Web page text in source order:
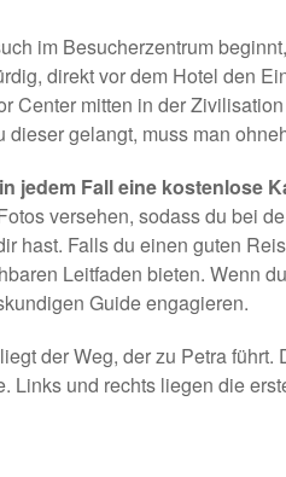
im Besucherzentrum
direkt vor dem Hotel den
Center mitten in der
dieser gelangt, muss man
jedem Fall eine kostenlose
versehen, sodass du bei
hast. Falls du einen guten
Leitfaden bieten. Wenn
Guide engagieren.
der Weg, der zu Petra
Links und rechts liegen die